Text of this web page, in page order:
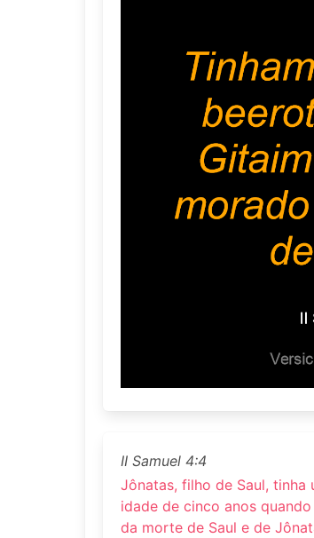
II Samuel 4:4
Jônatas, filho de Saul, tinha
idade de cinco anos
da morte de Saul e de